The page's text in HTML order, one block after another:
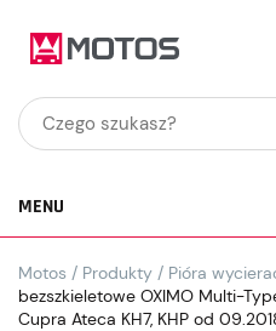
MENU
Motos / Produkty / Pióra
bezszkieletowe OXIMO Multi-
Cupra Ateca KH7, KHP od